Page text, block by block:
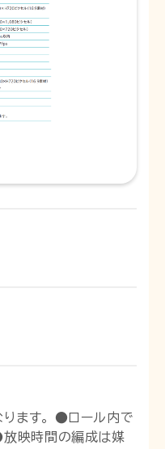
ます。 ●ロール内で
映時間の編成は媒